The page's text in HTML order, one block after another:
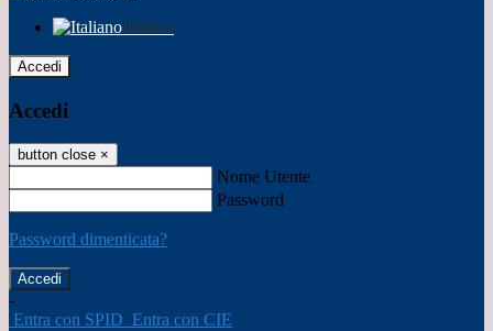
Italiano
Accedi
Accedi
button close ×
Nome Utente
Password
Password dimenticata?
-
Entra con SPID Entra con CIE